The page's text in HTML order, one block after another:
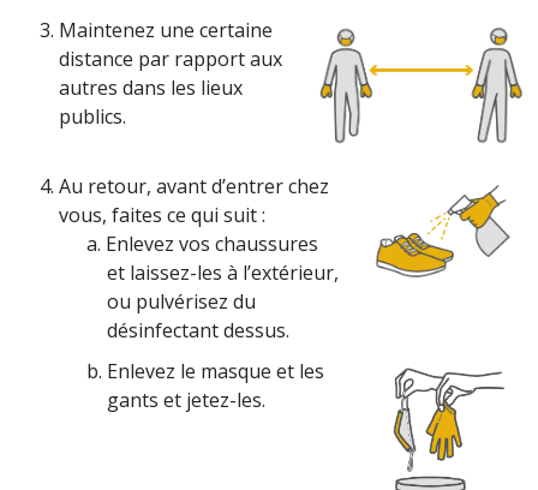
Maintenez une certaine
distance par rapport aux
autres dans les lieux
publics.
Au retour, avantd’entrerchez
vous, faites ce qui suit :
a. Enlevez vos chaussures
et laissez-les à l’extérieur,
ou pulvérisez du
désinfectant dessus.
b. Enlevez le masque et les
gants et jetez-les.